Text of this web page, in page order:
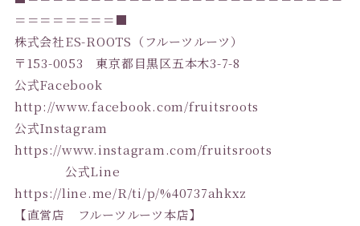
＝＝＝＝＝＝＝＝■
株式会社ES-ROOTS（フルーツルーツ）
〒153-0053 東京都目黒区五本木3-7-8
公式Facebook
http://www.facebook.com/fruitsroots
公式Instagram
https://www.instagram.com/fruitsroots
公式Line
https://line.me/R/ti/p/%40737ahkxz
【直営店 フルーツルーツ本店】